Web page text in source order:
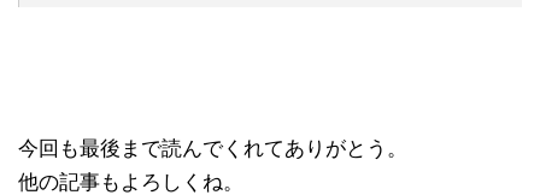
今回も最後まで読んでくれてありがとう。
他の記事もよろしくね。